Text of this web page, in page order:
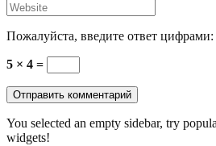
Пожалуйста, введите ответ цифрами:
5 × 4 =
You selected an empty sidebar, try
widgets!